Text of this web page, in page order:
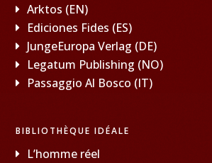
Arktos (EN)
Ediciones Fides (ES)
JungeEuropa Verlag (DE)
Legatum Publishing (NO)
Passaggio Al Bosco (IT)
BIBLIOTHÈQUE IDÉALE
L’homme réel